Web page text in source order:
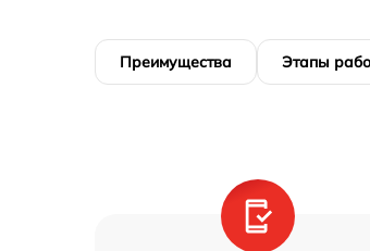
Преимущества Этапы